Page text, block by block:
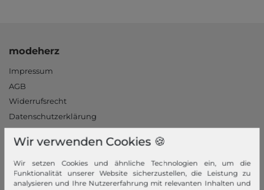
modeherz
Impressum
AGB
Widerrufsrecht
Datenschutzerklärung
Datenschutzeinstellungen
Barrierefreiheitserklärung
Jobs
Unsere Stores
Wir verwenden Cookies 🍪
Wir setzen Cookies und ähnliche Technologien ein, um die
Funktionalität unserer Website sicherzustellen, die Leistung zu
analysieren und Ihre Nutzererfahrung mit relevanten Inhalten und